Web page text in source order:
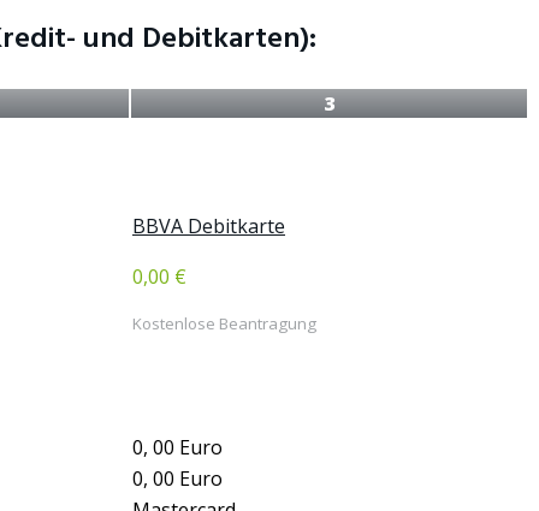
und Debitkarten):
3
BBVA Debitkarte
0,00 €
Kostenlose Beantragung
0, 00 Euro
0, 00 Euro